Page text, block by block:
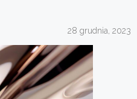
28 grudnia, 2023